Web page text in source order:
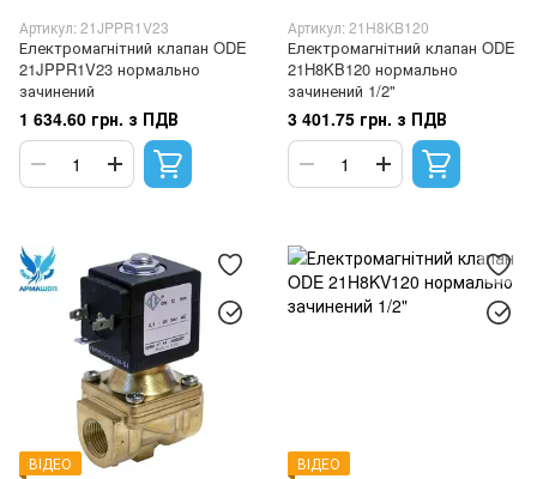
Артикул: 21JPPR1V23
Електромагнітний клапан ODE
21JPPR1V23 нормально
зачинений
1 634.60 грн. з ПДВ
Артикул: 21H8KB120
Електромагнітний клапан ODE
21H8KB120 нормально
зачинений 1/2"
3 401.75 грн. з ПДВ
ВІДЕО ВІДЕО